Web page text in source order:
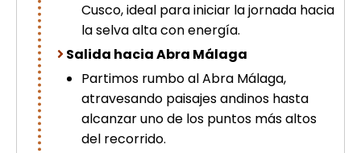
Cusco, ideal para iniciar la jornada hacia
la selva alta con energía.
Salida hacia Abra Málaga
Partimos rumbo al Abra Málaga,
atravesando paisajes andinos hasta
alcanzar uno de los puntos más altos
del recorrido.